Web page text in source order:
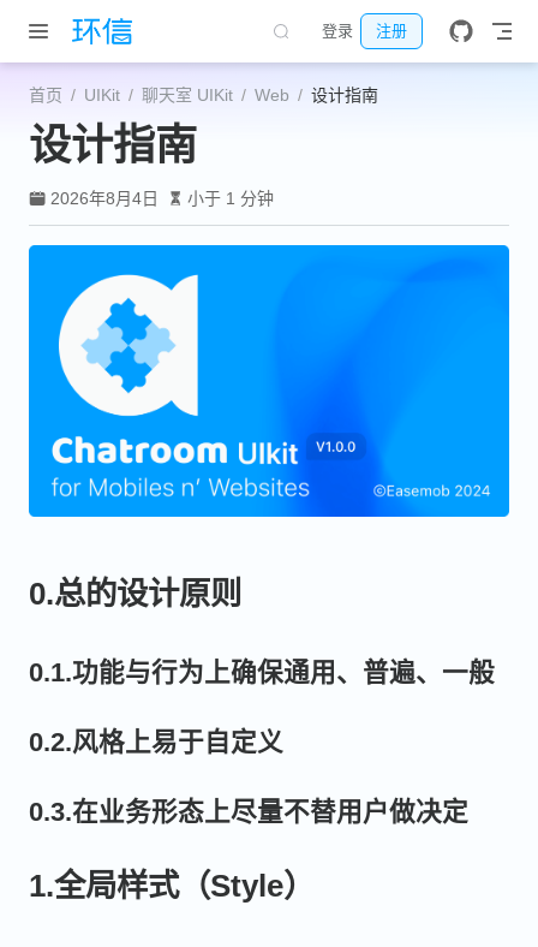
跳至主要內容
登录 注册
首页 UIKit 聊天室 UIKit Web 设计指南
设计指南
2026年8月4日 小于 1 分钟
0.总的设计原则
0.1.功能与行为上确保通用、普遍、一般
0.2.风格上易于自定义
0.3.在业务形态上尽量不替用户做决定
1.全局样式（Style）